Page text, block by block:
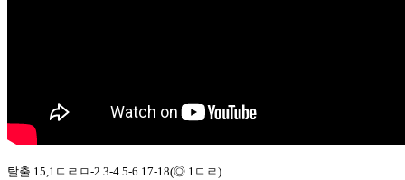
탈출 15,1ㄷㄹㅁ-2.3-4.5-6.17-18(◎ 1ㄷㄹ)